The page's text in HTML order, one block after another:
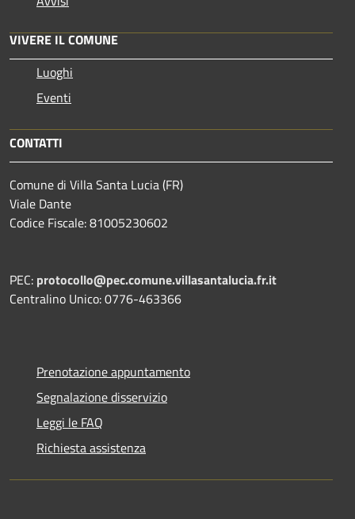
VIVERE IL COMUNE
Luoghi
Eventi
CONTATTI
Comune di Villa Santa Lucia (FR)
Viale Dante
Codice Fiscale: 81005230602
PEC: protocollo@pec.comune.villasantalucia.fr.it
Centralino Unico: 0776-463366
Prenotazione appuntamento
Segnalazione disservizio
Leggi le FAQ
Richiesta assistenza